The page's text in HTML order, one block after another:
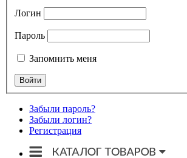
Логин
Пароль
Запомнить меня
Забыли пароль?
Забыли логин?
Регистрация